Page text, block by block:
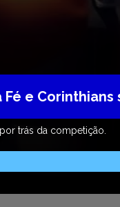
e
trás da competição.